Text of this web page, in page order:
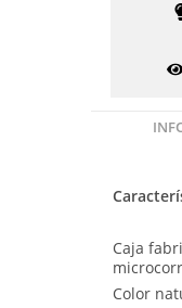
Caja
Color